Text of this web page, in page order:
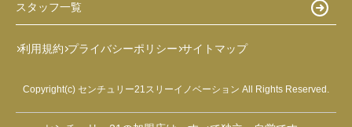
スタッフ一覧
利用規約 プライバシーポリシー サイトマップ
Copyright(c) センチュリー21スリーイノベーション All Rights Reserved.